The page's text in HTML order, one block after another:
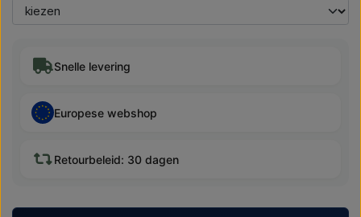
Snelle levering
Europese webshop
Retourbeleid: 30 dagen